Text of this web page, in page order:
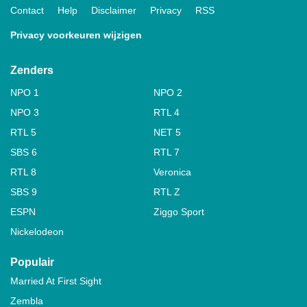
Contact Help Disclaimer Privacy RSS
Privacy voorkeuren wijzigen
Zenders
NPO 1
NPO 2
NPO 3
RTL 4
RTL 5
NET 5
SBS 6
RTL 7
RTL 8
Veronica
SBS 9
RTL Z
ESPN
Ziggo Sport
Nickelodeon
Populair
Married At First Sight
Zembla